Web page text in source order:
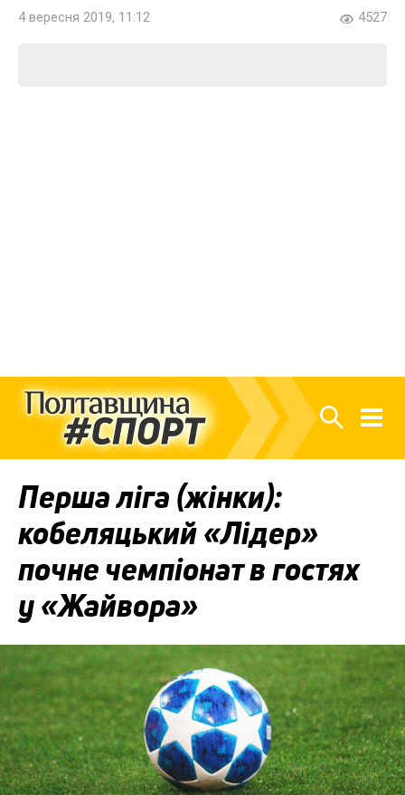
4 вересня 2019, 11:12 4527
Перша ліга (жінки):
кобеляцький «Лідер»
почне чемпіонат в гостях
у «Жайвора»